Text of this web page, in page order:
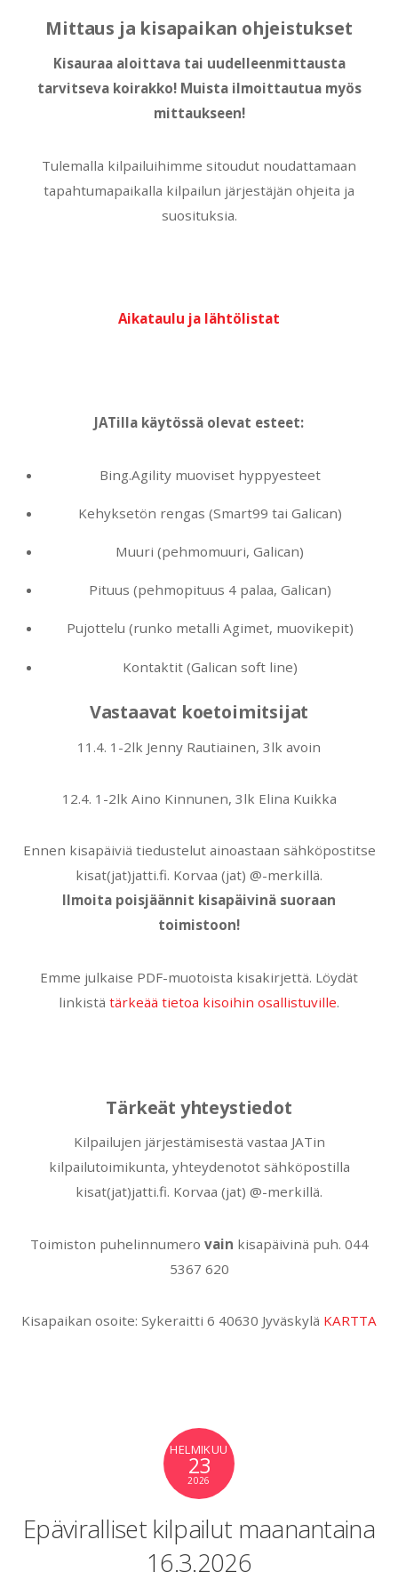
Mittaus ja kisapaikan ohjeistukset
Kisauraa aloittava tai uudelleenmittausta
tarvitseva koirakko! Muista ilmoittautua myös
mittaukseen!
Tulemalla kilpailuihimme sitoudut noudattamaan
tapahtumapaikalla kilpailun järjestäjän ohjeita ja
suosituksia.
Aikataulu ja lähtölistat
JATilla käytössä olevat esteet:
Bing.Agility muoviset hyppyesteet
Kehyksetön rengas (Smart99 tai Galican)
Muuri (pehmomuuri, Galican)
Pituus (pehmopituus 4 palaa, Galican)
Pujottelu (runko metalli Agimet, muovikepit)
Kontaktit (Galican soft line)
Vastaavat koetoimitsijat
11.4. 1-2lk Jenny Rautiainen, 3lk avoin
12.4. 1-2lk Aino Kinnunen, 3lk Elina Kuikka
Ennen kisapäiviä tiedustelut ainoastaan sähköpostitse
kisat(jat)jatti.fi. Korvaa (jat) @-merkillä.
Ilmoita poisjäännit kisapäivinä suoraan
toimistoon!
Emme julkaise PDF-muotoista kisakirjettä. Löydät
linkistä tärkeää tietoa kisoihin osallistuville.
Tärkeät yhteystiedot
Kilpailujen järjestämisestä vastaa JATin
kilpailutoimikunta, yhteydenotot sähköpostilla
kisat(jat)jatti.fi. Korvaa (jat) @-merkillä.
Toimiston puhelinnumero vain kisapäivinä puh. 044
5367 620
Kisapaikan osoite: Sykeraitti 6 40630 Jyväskylä KARTTA
HELMIKUU
23
2026
Epäviralliset kilpailut maanantaina
16.3.2026